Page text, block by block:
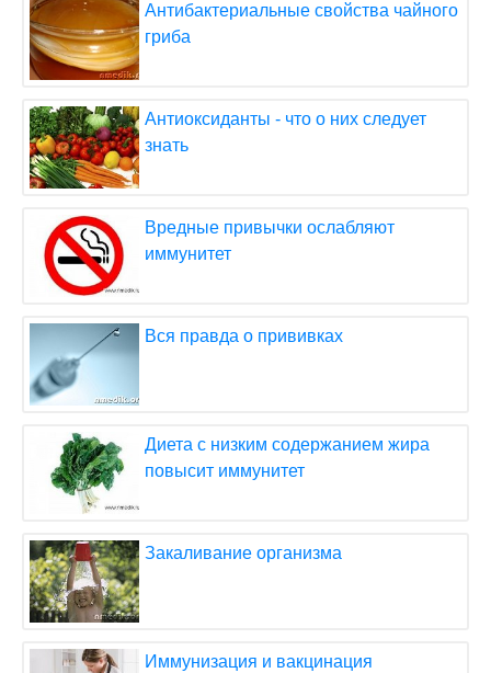
Антибактериальные свойства чайного
гриба
Антиоксиданты - что о них следует
знать
Вредные привычки ослабляют
иммунитет
Вся правда о прививках
Диета с низким содержанием жира
повысит иммунитет
Закаливание организма
Иммунизация и вакцинация